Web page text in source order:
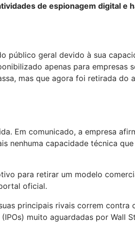
de espionagem digital e
público geral devido à sua
apenas para empresas
mas que agora foi retirada do
Em comunicado, a empresa
nenhuma capacidade técnica
para retirar um modelo
oficial.
principais rivais correm contra
muito aguardadas por Wall